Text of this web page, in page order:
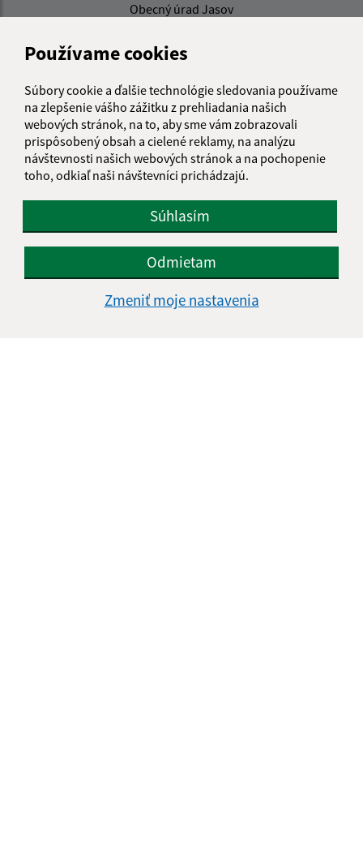
Používame cookies
Súbory cookie a ďalšie technológie sledovania používame
na zlepšenie vášho zážitku z prehliadania našich
webových stránok, na to, aby sme vám zobrazovali
prispôsobený obsah a cielené reklamy, na analýzu
návštevnosti našich webových stránok a na pochopenie
toho, odkiaľ naši návštevníci prichádzajú.
Súhlasím
Odmietam
Zmeniť moje nastavenia
Obecný úrad Jasov
044 23 Jasov
+421 948 981 666
IČO: 00324264